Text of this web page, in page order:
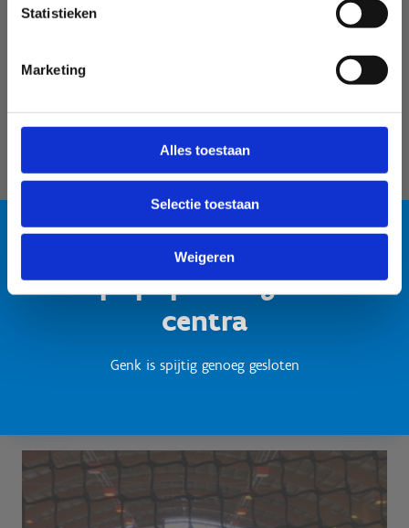
Statistieken
Marketing
Alles toestaan
Selectie toestaan
Weigeren
Test popup titel gesloten
centra
Genk is spijtig genoeg gesloten